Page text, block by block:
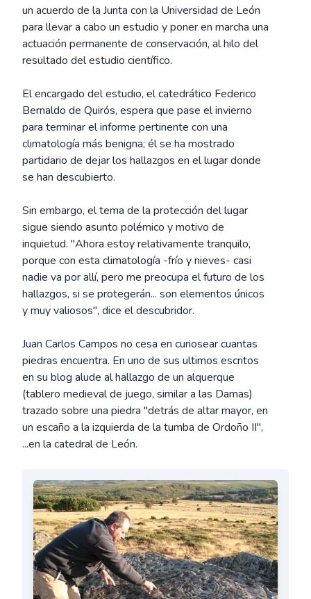
un acuerdo de la Junta con la Universidad de León
para llevar a cabo un estudio y poner en marcha una
actuación permanente de conservación, al hilo del
resultado del estudio científico.
El encargado del estudio, el catedrático Federico
Bernaldo de Quirós, espera que pase el invierno
para terminar el informe pertinente con una
climatología más benigna; él se ha mostrado
partidario de dejar los hallazgos en el lugar donde
se han descubierto.
Sin embargo, el tema de la protección del lugar
sigue siendo asunto polémico y motivo de
inquietud. "Ahora estoy relativamente tranquilo,
porque con esta climatología -frío y nieves- casi
nadie va por allí, pero me preocupa el futuro de los
hallazgos, si se protegerán... son elementos únicos
y muy valiosos", dice el descubridor.
Juan Carlos Campos no cesa en curiosear cuantas
piedras encuentra. En uno de sus ultimos escritos
en su blog alude al hallazgo de un alquerque
(tablero medieval de juego, similar a las Damas)
trazado sobre una piedra "detrás de altar mayor, en
un escaño a la izquierda de la tumba de Ordoño II",
...en la catedral de León.